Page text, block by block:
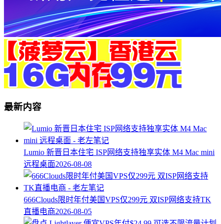
最新内容
Lumio 新晋日本住宅 ISP网络支持独享实体 M4 Mac mini
远程桌面2026-08-08
666Clouds限时年付美国VPS仅299元 双ISP网络支持TK
直播电商2026-08-05